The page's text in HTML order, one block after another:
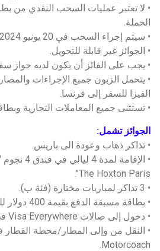
• لا تعتبر عمليات السحب النقدي من
الحملة.
• سيتم إجراء السحب في 20 يونيو 2024.
• الجوائز غير قابلة للتحويل.
• يجب على الفائز أن يكون لديه جواز
• يتحمل الزبون جميع الإجراءات
الفيزا للسفر إلى فرنسا.
• تستثنى جميع المعاملات التجارية
الجوائز تشمل:
• تذاكر ذهاب وعودة الى باريس.
• الإقامة
The Hoxton Paris".
• 3 تذاكر لمباريات مختارة (فئة ب).
• بطاقة مسبقة الدفع بقيمة 400 دولار للشخصين.
• دخول إلى صالات Visa Everywhere في الفندق.
• النقل من وإلى المطار/محطة
Motorcoach.